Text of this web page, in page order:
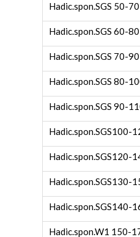
Hadic.spon.SGS 50-
Hadic.spon.SGS 60-
Hadic.spon.SGS 70-
Hadic.spon.SGS 80-
Hadic.spon.SGS 90-
Hadic.spon.SGS100-
Hadic.spon.SGS120-
Hadic.spon.SGS130-
Hadic.spon.SGS140-
Hadic.spon.W1 150-